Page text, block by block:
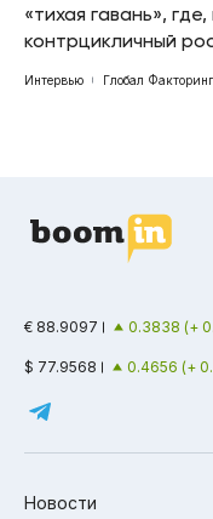
«тихая гавань»,
контрцикличный
Интервью Глобал
€ 88.9097 0.3838 (+
$ 77.9568 0.4656 (+
Новости